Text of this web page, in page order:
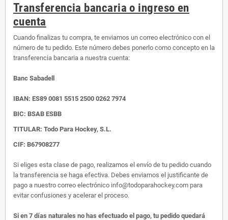
Transferencia bancaria o ingreso en
cuenta
Cuando finalizas tu compra, te enviamos un correo electrónico con el
número de tu pedido. Este número debes ponerlo como concepto en la
transferencia bancaria a nuestra cuenta:
Banc Sabadell
IBAN: ES89 0081 5515 2500 0262 7974
BIC: BSAB ESBB
TITULAR: Todo Para Hockey, S.L.
CIF: B67908277
Si eliges esta clase de pago, realizamos el envío de tu pedido cuando
la transferencia se haga efectiva. Debes enviarnos el justificante de
pago a nuestro correo electrónico info@todoparahockey.com para
evitar confusiones y acelerar el proceso.
Si en 7 días naturales no has efectuado el pago, tu pedido quedará